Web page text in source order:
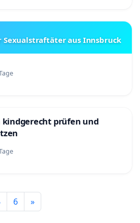
Sexualstraftäter aus Innsbruck
kindgerecht prüfen und
6 »